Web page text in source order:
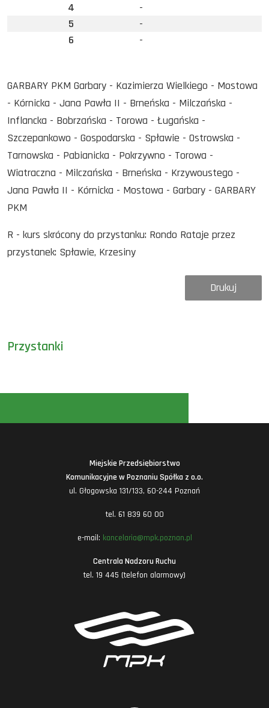
Przystanki
4
-
5
-
6
-
GARBARY PKM Garbary - Kazimierza Wielkiego - Mostowa
- Kórnicka - Jana Pawła II - Brneńska - Milczańska -
Inflancka - Bobrzańska - Torowa - Ługańska -
Szczepankowo - Gospodarska - Spławie - Ostrowska -
Tarnowska - Pabianicka - Pokrzywno - Torowa -
Wiatraczna - Milczańska - Brneńska - Krzywoustego -
Jana Pawła II - Kórnicka - Mostowa - Garbary - GARBARY
PKM
R - kurs skrócony do przystanku: Rondo Rataje przez
przystanek: Spławie, Krzesiny
Drukuj
Miejskie Przedsiębiorstwo
Komunikacyjne w Poznaniu Spółka z o.o.
ul. Głogowska 131/133, 60-244 Poznań
tel. 61 839 60 00
e-mail: kancelaria@mpk.poznan.pl
Centrala Nadzoru Ruchu
tel. 19 445 (telefon alarmowy)